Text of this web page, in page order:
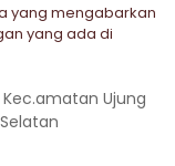
yang mengabarkan
yang ada di
Kec.amatan Ujung